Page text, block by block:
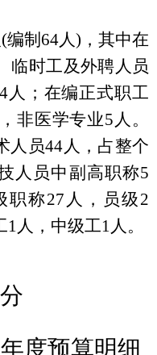
编制64人)，其中在
临时工及外聘人员
人；在编正式职工
非医学专业5人。
人员44人，占整个
人员中副高职称5
职称27人，员级2
人，中级工1人。
度预算明细